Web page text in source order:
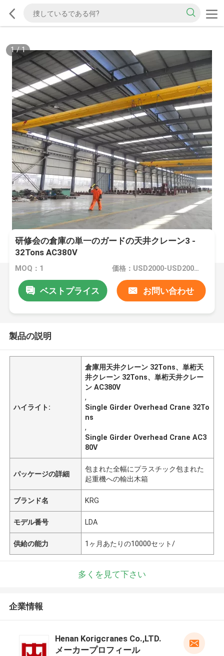
1/1
研修会の倉庫の単一のガードの天井クレーン3 -
32Tons AC380V
MOQ：1 価格：USD2000-USD20000
ベストプライス お問い合わせ
製品の説明
ハイライト:
倉庫用天井クレーン 32Tons、単桁天
井クレーン 32Tons、単桁天井クレー
ン AC380V
,
Single Girder Overhead Crane 32To
ns
,
Single Girder Overhead Crane AC3
80V
パッケージの詳細
包まれた全幅にプラスチック包まれた
起重機への輸出木箱
ブランド名 KRG
モデル番号 LDA
供給の能力 1ヶ月あたりの10000セット/
多くを見て下さい
企業情報
Henan Korigcranes Co.,LTD.
メーカープロフィール